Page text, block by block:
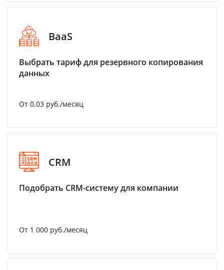
BaaS
Выбрать тариф для резервного копирования
данных
От 0.03 руб./месяц
CRM
Подобрать CRM-систему для компании
От 1 000 руб./месяц